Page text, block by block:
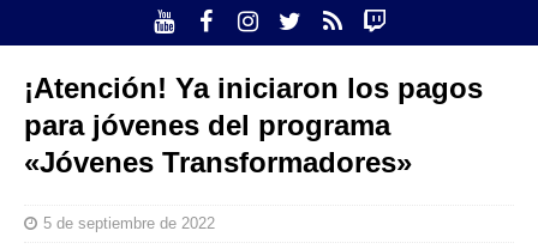
¡Atención! Ya iniciaron los pagos
para jóvenes del programa
«Jóvenes Transformadores»
5 de septiembre de 2022